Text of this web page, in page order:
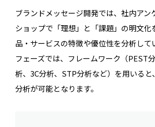
ブランドメッセージ開発では、社内アン
ショップで「理想」と「課題」の明文化
品・サービスの特徴や優位性を分析して
フェーズでは、フレームワーク（PEST
析、3C分析、STP分析など）を用いる
分析が可能となります。